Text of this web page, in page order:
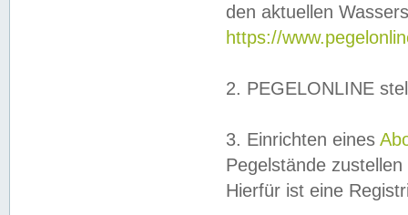
den aktuellen
https://
2. PEGELONLINE
3. Einrichten eines
Pegelstände
Hierfür ist eine